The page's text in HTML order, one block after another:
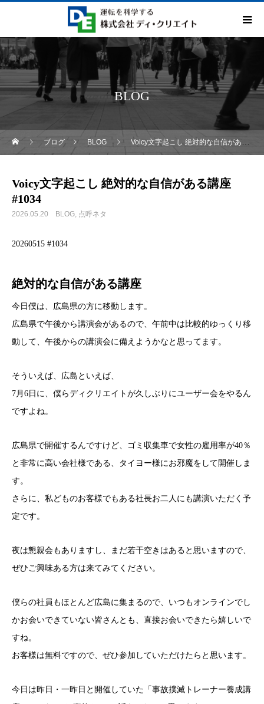
BLOG
ブログ BLOG Voicy文字起こし 絶対的な自信がある講座 #1034
Voicy文字起こし 絶対的な自信がある講座
#1034
2026.05.20 BLOG 点呼ネタ
20260515 #1034
絶対的な自信がある講座
今日僕は、広島県の方に移動します。
広島県で午後から講演会があるので、午前中は比較的ゆっくり移
動して、午後からの講演会に備えようかなと思ってます。
そういえば、広島といえば、
7月6日に、僕らディクリエイトが久しぶりにユーザー会をやるん
ですよね。
広島県で開催するんですけど、ゴミ収集車で女性の雇用率が40％
と非常に高い会社様である、タイヨー様にお邪魔をして開催しま
す。
さらに、私どものお客様でもある社長お二人にも講演いただく予
定です。
夜は懇親会もありますし、まだ若干空きはあると思いますので、
ぜひご興味ある方は来てみてください。
僕らの社員もほとんど広島に集まるので、いつもオンラインでし
かお会いできていない皆さんとも、直接お会いできたら嬉しいで
すね。
お客様は無料ですので、ぜひ参加していただけたらと思います。
今日は昨日・一昨日と開催していた「事故撲滅トレーナー養成講